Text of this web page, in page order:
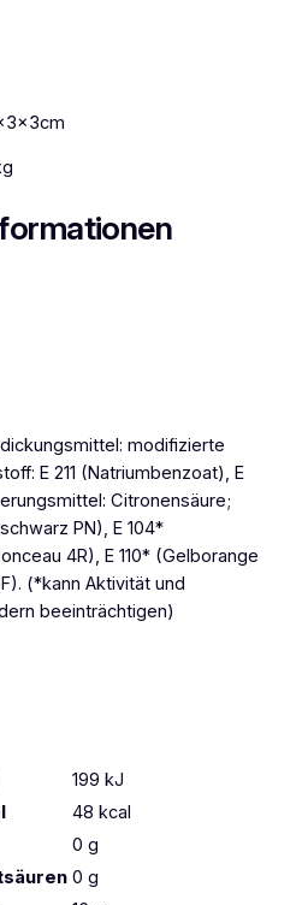
modifizierte
E 211 (Natriumbenzoat), E
Citronensäure;
PN), E 104*
4R), E 110* (Gelborange
(*kann Aktivität und
beeinträchtigen)
199 kJ
48 kcal
0 g
0 g